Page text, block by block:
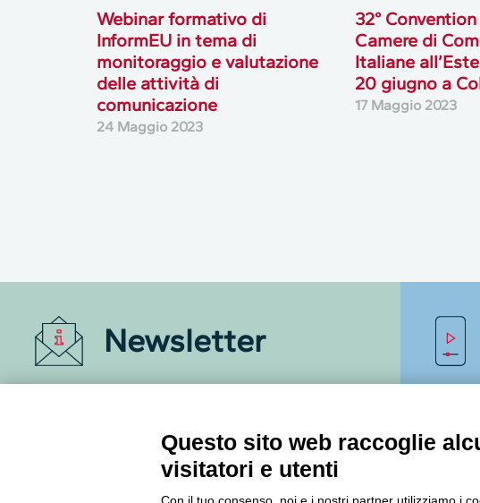
Webinar formativo di
InformEU in tema di
monitoraggio e valutazione
delle attività di
comunicazione
24 Maggio 2023
32°
Camere di
Italiane
20 giugno a
17 Maggio 2023
Newsletter
Questo sito web raccoglie
visitatori e utenti